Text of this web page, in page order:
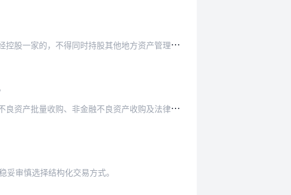
家的，不得同时持股其他地方资产管理公司。
良资产收购及法律、行政法规和国家金融监督管理总局…
审慎选择结构化交易方式。